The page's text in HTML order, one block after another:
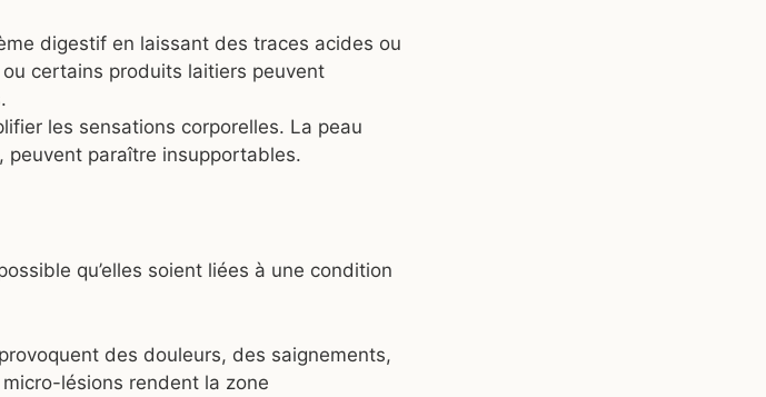
digestif en laissant des traces acides ou
certains produits laitiers peuvent
les sensations corporelles. La peau
peuvent paraître insupportables.
qu’elles soient liées à une condition
des douleurs, des saignements,
lésions rendent la zone